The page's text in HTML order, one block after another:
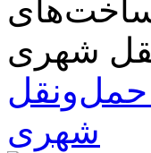
حمل‌ونقل
شهری